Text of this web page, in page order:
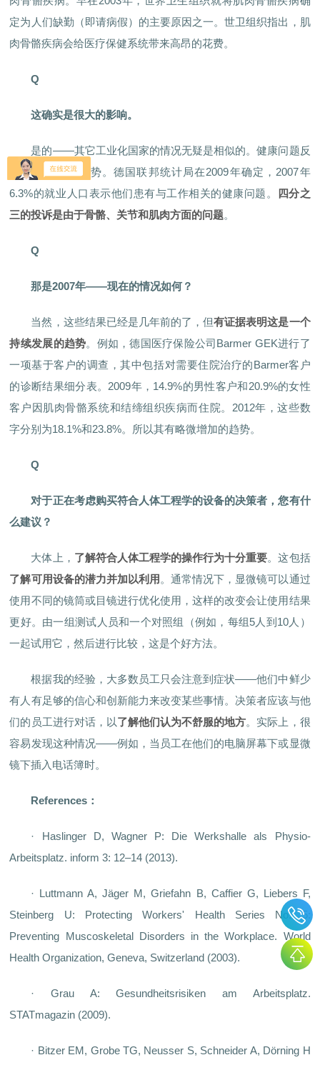
定为人们缺勤（即请病假）的主要原因之一。世卫组织指出，肌
肉骨骼疾病会给医疗保健系统带来高昂的花费。
Q
这确实是很大的影响。
是的——其它工业化国家的情况无疑是相似的。健康问题反
映了这种发展趋势。德国联邦统计局在2009年确定，2007年
6.3%的就业人口表示他们患有与工作相关的健康问题。
四分之
三的投诉是由于骨骼、关节和肌肉方面的问题。
Q
那是2007年——现在的情况如何？
当然，这些结果已经是几年前的了，但有证据表明这是一个
持续发展的趋势。例如，德国医疗保险公司Barmer GEK进行了
一项基于客户的调查，其中包括对需要住院治疗的Barmer客户
的诊断结果细分表。2009年，14.9%的男性客户和20.9%的女性
客户因肌肉骨骼系统和结缔组织疾病而住院。2012年，这些数
字分别为18.1%和23.8%。所以其有略微增加的趋势。
Q
对于正在考虑购买符合人体工程学的设备的决策者，您有什
么建议？
大体上， 了解符合人体工程学的操作行为十分重要。这包括
了解可用设备的潜力并加以利用 。通常情况下，显微镜可以通过
使用不同的镜筒或目镜进行优化使用，这样的改变会让使用结果
更好。由一组测试人员和一个对照组（例如，每组5人到10人）
一起试用它，然后进行比较，这是个好方法。
根据我的经验，大多数员工只会注意到症状——他们中鲜少
有人有足够的信心和创新能力来改变某些事情。决策者应该与他
们的员工进行对话，以了解他们认为不舒服的地方。实际上，很
容易发现这种情况——例如，当员工在他们的电脑屏幕下或显微
镜下插入电话簿时。
References：
· Haslinger D, Wagner P: Die Werkshalle als Physio-
Arbeitsplatz. inform 3: 12–14 (2013).
· Luttmann A, Jäger M, Griefahn B, Caffier G, Liebers F,
Steinberg U: Protecting Workers' Health Series No. 5:
Preventing Muscoskeletal Disorders in the Workplace. World
Health Organization, Geneva, Switzerland (2003).
· Grau A: Gesundheitsrisiken am Arbeitsplatz.
STATmagazin (2009).
· Bitzer EM, Grobe TG, Neusser S, Schneider A, Dörning H